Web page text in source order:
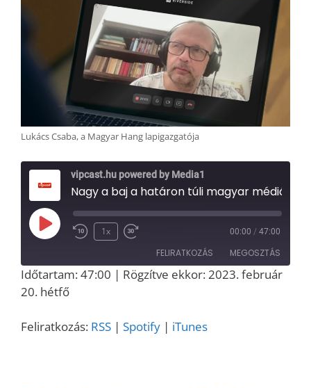
Lukács Csaba, a Magyar Hang lapigazgatója
vipcast.hu powered by Media1
Play
1x 00:00 / 47:00
FELIRATKOZÁS MEGOSZTÁS
RSS
MEGOSZT
ÁS
LINK
Időtartam: 47:00 | Rögzítve ekkor: 2023. február
20. hétfő
Feliratkozás: RSS | Spotify | iTunes